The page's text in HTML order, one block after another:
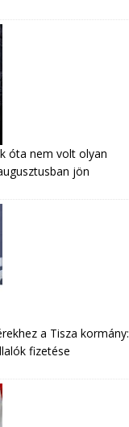
óta nem volt olyan
jön
a Tisza kormány:
fizetése